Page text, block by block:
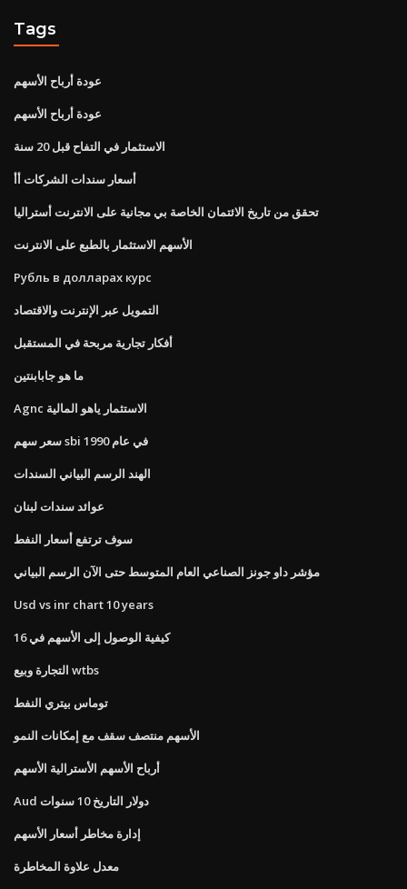
Tags
عودة أرباح الأسهم
عودة أرباح الأسهم
الاستثمار في التفاح قبل 20 سنة
أسعار سندات الشركات أأ
تحقق من تاريخ الائتمان الخاصة بي مجانية على الانترنت أستراليا
الأسهم الاستثمار بالطبع على الانترنت
Рубль в долларах курс
التمويل عبر الإنترنت والاقتصاد
أفكار تجارية مربحة في المستقبل
ما هو جابابنتين
Agnc الاستثمار ياهو المالية
سعر سهم sbi في عام 1990
الهند الرسم البياني السندات
عوائد سندات لبنان
سوف ترتفع أسعار النفط
مؤشر داو جونز الصناعي العام المتوسط ​​حتى الآن الرسم البياني
Usd vs inr chart 10 years
كيفية الوصول إلى الأسهم في 16
التجارة وبيع wtbs
توماس بيتري النفط
الأسهم منتصف سقف مع إمكانات النمو
أرباح الأسهم الأسترالية الأسهم
Aud دولار التاريخ 10 سنوات
إدارة مخاطر أسعار الأسهم
معدل علاوة المخاطرة